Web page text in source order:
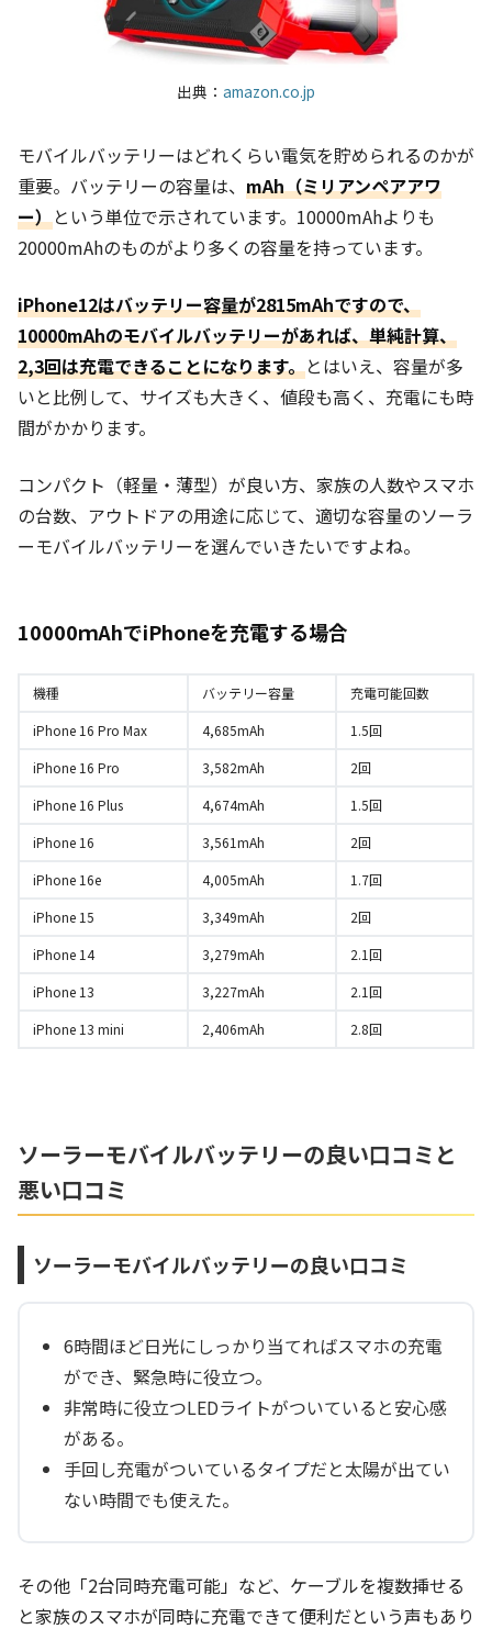
出典： amazon.co.jp
モバイルバッテリーはどれくらい電気を貯められるのかが
重要。バッテリーの容量は、 mAh（ミリアンペアアワ
ー）という単位で示されています。10000mAhよりも
20000mAhのものがより多くの容量を持っています。
iPhone12はバッテリー容量が2815mAhですので、
10000mAhのモバイルバッテリーがあれば、単純計算、
2,3回は充電できることになります。とはいえ、容量が多
いと比例して、サイズも大きく、値段も高く、充電にも時
間がかかります。
コンパクト（軽量・薄型）が良い方、家族の人数やスマホ
の台数、アウトドアの用途に応じて、適切な容量のソーラ
ーモバイルバッテリーを選んでいきたいですよね。
10000ｍAhでiPhoneを充電する場合
機種 バッテリー容量
充電可能回数
iPhone 16 Pro Max
4,685mAh
1.5回
iPhone 16 Pro
3,582mAh
2回
iPhone 16 Plus
4,674mAh
1.5回
iPhone 16
3,561mAh
2回
iPhone 16e
4,005mAh
1.7回
iPhone 15
3,349mAh
2回
iPhone 14
3,279mAh
2.1回
iPhone 13
3,227mAh
2.1回
iPhone 13 mini
2,406mAh 2.8回
ソーラーモバイルバッテリーの良い口コミと
悪い口コミ
ソーラーモバイルバッテリーの良い口コミ
6時間ほど日光にしっかり当てればスマホの充電
ができ、緊急時に役立つ。
非常時に役立つLEDライトがついていると安心感
がある。
手回し充電がついているタイプだと太陽が出てい
ない時間でも使えた。
その他「2台同時充電可能」など、ケーブルを複数挿せる
と家族のスマホが同時に充電できて便利だという声もあり